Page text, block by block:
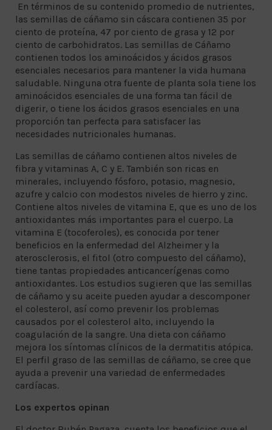
En términos de su contenido promedio de nutrientes,
las semillas de cáñamo sin cáscara contienen 35 por
ciento de proteína, 47 por ciento de grasa y 12 por
ciento de carbohidratos. Las semillas de Cáñamo
contienen todos los aminoácidos y ácidos grasos
esenciales necesarios para mantener la vida humana
saludable. Ninguna otra fuente de planta sola tiene los
aminoácidos esenciales de una forma tan fácil de
digerir, o tiene los ácidos grasos esenciales en una
proporción tan perfecta para satisfacer las
necesidades nutricionales humanas.
Las semillas de cáñamo contienen altos niveles de
fibra y vitaminas A, C y E. También son ricas en
minerales, incluyendo fósforo, potasio, magnesio,
azufre y calcio con modestos niveles de hierro y zinc.
Contiene altos niveles de vitamina E, que es uno de los
antioxidantes más importantes para el cuerpo. La
vitamina E (tocoferoles), es conocida por tener
beneficios en la enfermedad del Alzheimer y la
aterosclerosis, el fitol (otro compuesto del cáñamo),
tiene tantas propiedades anticancerígenas como
antioxidantes. Los estudios sugieren que las semillas
de cáñamo y su aceite pueden ayudar a descomponer
el colesterol, así como prevenir los problemas
causados ​​por el colesterol alto, incluyendo la
coagulación de la sangre. Una dieta con cáñamo
mejora los síntomas clínicos de la dermatitis atópica.
El perfil graso de las semillas de cáñamo, se cree que
ayuda a prevenir una variedad de enfermedades
cardíacas.
Los expertos opinan